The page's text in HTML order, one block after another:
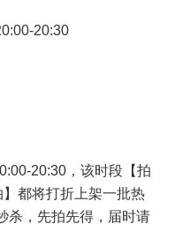
20:30
20:30，该时段【拍
都将打折上架一批热
杀，先拍先得，届时请